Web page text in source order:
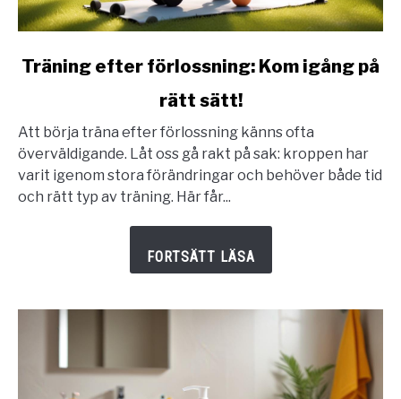
link
efter
förlossning:
Kom
igång
Träning efter förlossning: Kom igång på
rätt sätt!
Att börja träna efter förlossning känns ofta
överväldigande. Låt oss gå rakt på sak: kroppen har
varit igenom stora förändringar och behöver både tid
och rätt typ av träning. Här får...